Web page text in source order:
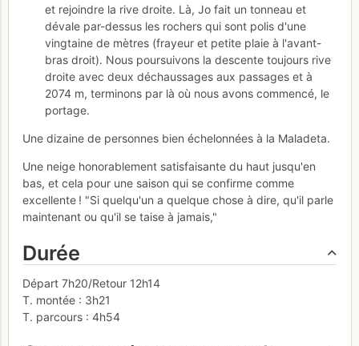
et rejoindre la rive droite. Là, Jo fait un tonneau et
dévale par-dessus les rochers qui sont polis d'une
vingtaine de mètres (frayeur et petite plaie à l'avant-
bras droit). Nous poursuivons la descente toujours rive
droite avec deux déchaussages aux passages et à
2074 m, terminons par là où nous avons commencé, le
portage.
Une dizaine de personnes bien échelonnées à la Maladeta.
Une neige honorablement satisfaisante du haut jusqu'en
bas, et cela pour une saison qui se confirme comme
excellente ! "Si quelqu'un a quelque chose à dire, qu'il parle
maintenant ou qu'il se taise à jamais,"
Durée
Départ 7h20/Retour 12h14
T. montée : 3h21
T. parcours : 4h54